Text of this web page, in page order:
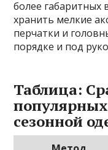
более
хранить мелкие
перчатки и
порядке и под
Таблица:
сезонной